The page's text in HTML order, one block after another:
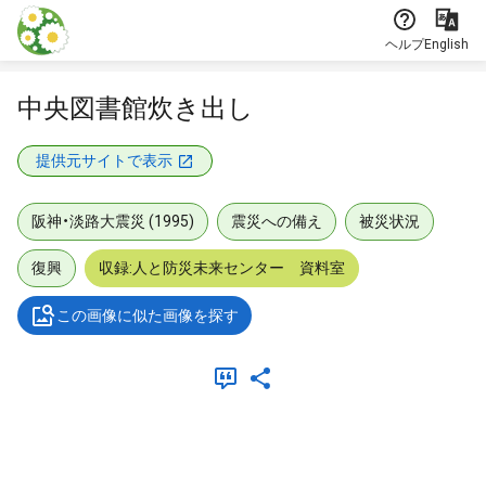
本文に飛ぶ
ヘルプEnglish
中央図書館炊き出し
提供元サイトで表示
阪神・淡路大震災 (1995) 震災への備え 被災状況
復興 収録:人と防災未来センター 資料室
この画像に似た画像を探す